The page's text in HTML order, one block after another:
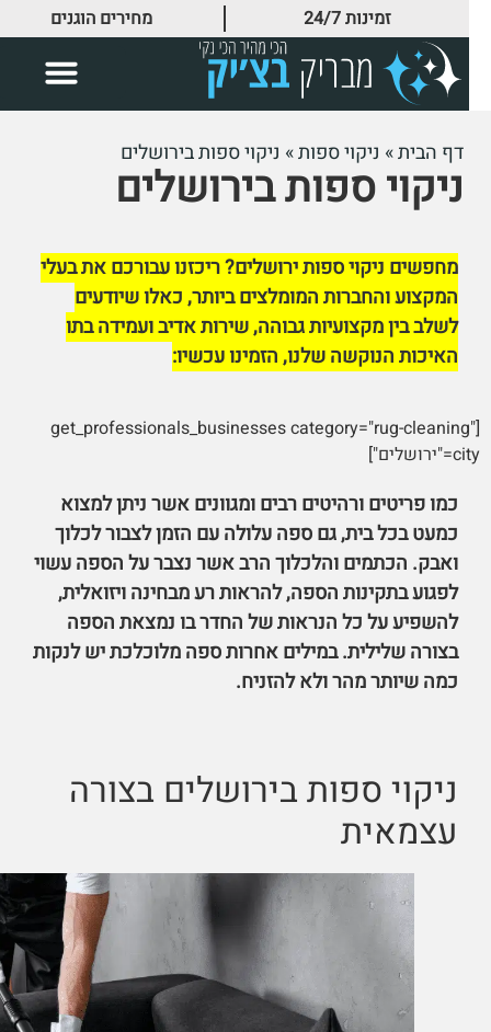
זמינות 24/7 מחירים הוגנים
דף הבית»ניקוי ספות»ניקוי ספות בירושלים
ניקוי ספות בירושלים
מחפשים ניקוי ספות ירושלים? ריכזנו עבורכם את בעלי
המקצוע והחברות המומלצים ביותר, כאלו שיודעים
לשלב בין מקצועיות גבוהה, שירות אדיב ועמידה בתו
האיכות הנוקשה שלנו, הזמינו עכשיו:
[get_professionals_businesses category="rug-cleaning"
city="ירושלים"]
כמו פריטים ורהיטים רבים ומגוונים אשר ניתן למצוא
כמעט בכל בית, גם ספה עלולה עם הזמן לצבור לכלוך
ואבק. הכתמים והלכלוך הרב אשר נצבר על הספה עשוי
לפגוע בתקינות הספה, להראות רע מבחינה ויזואלית,
להשפיע על כל הנראות של החדר בו נמצאת הספה
בצורה שלילית. במילים אחרות ספה מלוכלכת יש לנקות
כמה שיותר מהר ולא להזניח.
ניקוי ספות בירושלים בצורה
עצמאית